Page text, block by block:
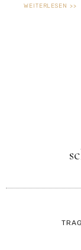
WEITERLESEN >>